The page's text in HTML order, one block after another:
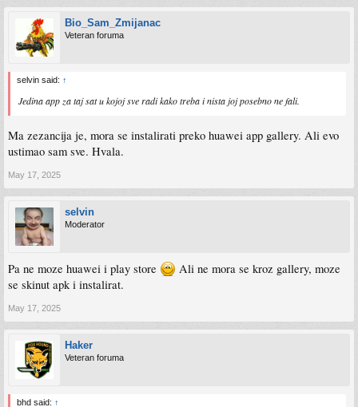
Bio_Sam_Zmijanac
Veteran foruma
selvin said: ↑
Jedina app za taj sat u kojoj sve radi kako treba i nista joj posebno ne fali.
Ma zezancija je, mora se instalirati preko huawei app gallery. Ali evo
ustimao sam sve. Hvala.
May 17, 2025
selvin
Moderator
Pa ne moze huawei i play store
Ali ne mora se kroz gallery, moze
se skinut apk i instalirat.
May 17, 2025
Haker
Veteran foruma
bhd said: ↑